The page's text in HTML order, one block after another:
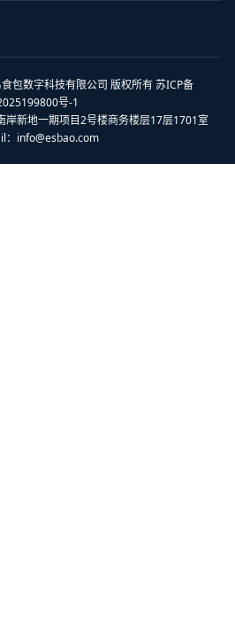
包数字科技有限公司 版权所有 苏ICP备
号-1
岸新地一期项目2号楼商务楼层17层1701室
info@esbao.com